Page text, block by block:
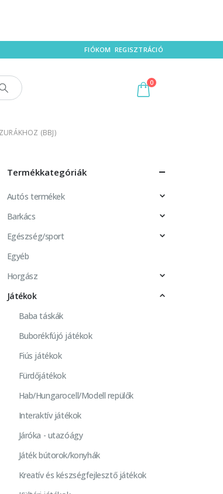
FIÓKOM REGISZTRÁCIÓ
0
(BBJ)
Termékkategóriák
Autós termékek
Barkács
Egészség/sport
Egyéb
Horgász
Játékok
Baba táskák
Buborékfújó játékok
Fiús játékok
Fürdőjátékok
Hab/Hungarocell/Modell repülők
Interaktív játékok
Járóka - utazóágy
Játék bútorok/konyhák
Kreatív és készségfejlesztő játékok